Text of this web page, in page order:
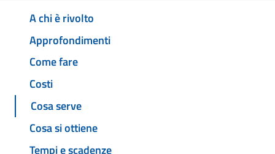
A chi è rivolto
Approfondimenti
Come fare
Costi
Cosa serve
Cosa si ottiene
Tempi e scadenze